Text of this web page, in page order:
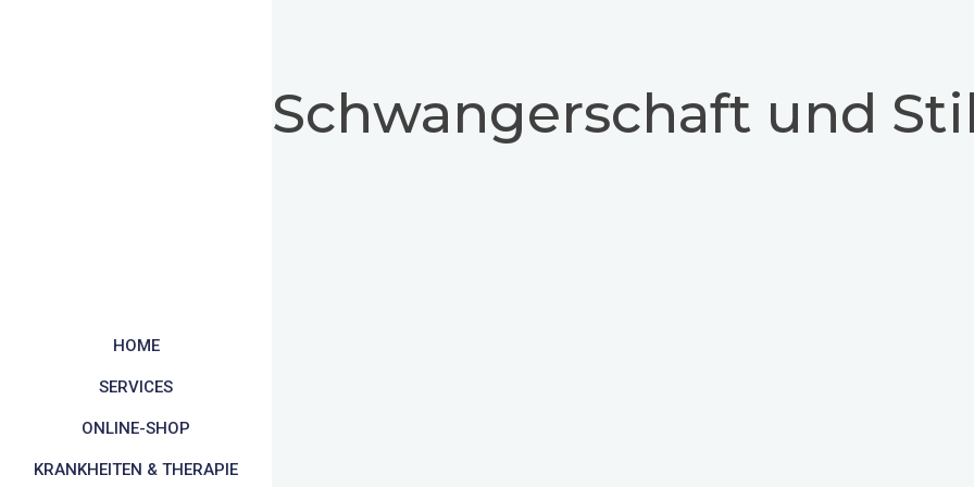
HOME
SERVICES
ONLINE-SHOP
KRANKHEITEN & THERAPIE
Schwangerschaft und